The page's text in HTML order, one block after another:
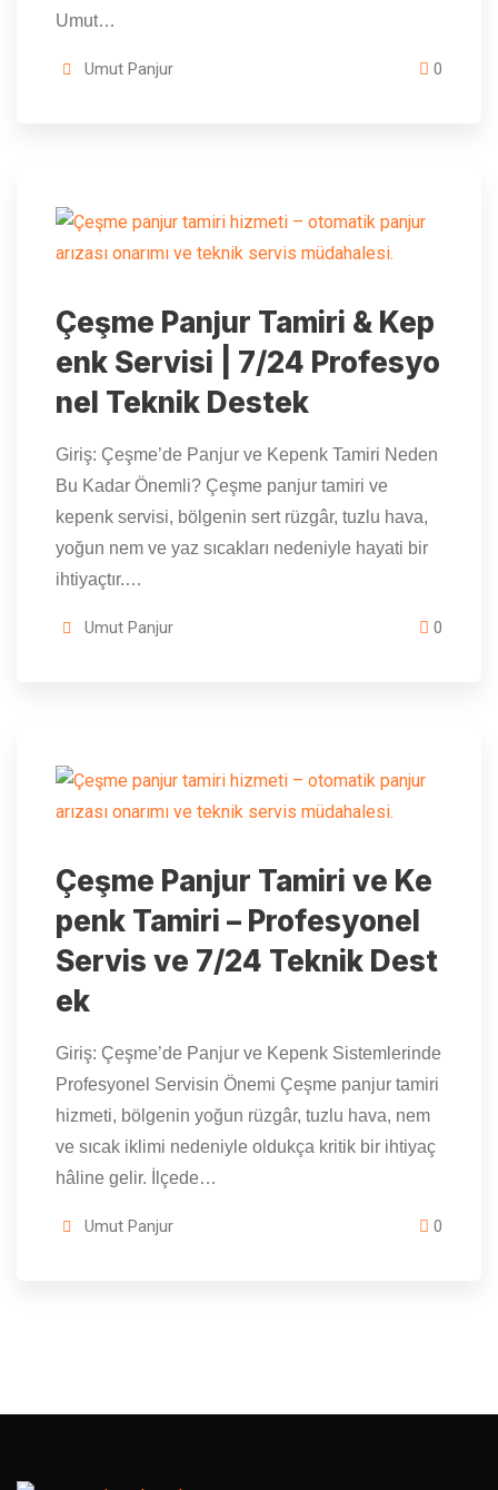
Umut…
Umut Panjur 0
Çeşme Panjur Tamiri & Kep
enk Servisi | 7/24 Profesyo
nel Teknik Destek
Giriş: Çeşme’de Panjur ve Kepenk Tamiri Neden
Bu Kadar Önemli? Çeşme panjur tamiri ve
kepenk servisi, bölgenin sert rüzgâr, tuzlu hava,
yoğun nem ve yaz sıcakları nedeniyle hayati bir
ihtiyaçtır.…
Umut Panjur 0
Çeşme Panjur Tamiri ve Ke
penk Tamiri – Profesyonel
Servis ve 7/24 Teknik Dest
ek
Giriş: Çeşme’de Panjur ve Kepenk Sistemlerinde
Profesyonel Servisin Önemi Çeşme panjur tamiri
hizmeti, bölgenin yoğun rüzgâr, tuzlu hava, nem
ve sıcak iklimi nedeniyle oldukça kritik bir ihtiyaç
hâline gelir. İlçede…
Umut Panjur 0